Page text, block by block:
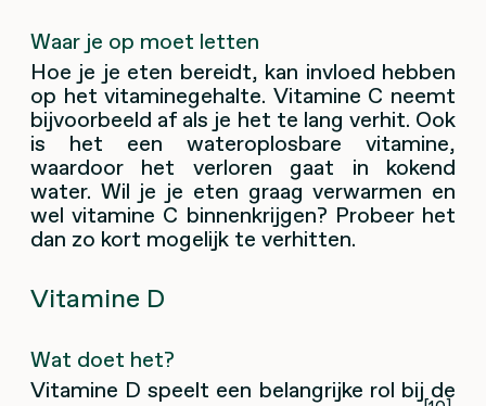
Waar je op moet letten
Hoe je je eten bereidt, kan invloed hebben
op het vitaminegehalte. Vitamine C neemt
bijvoorbeeld af als je het te lang verhit. Ook
is het een wateroplosbare vitamine,
waardoor het verloren gaat in kokend
water. Wil je je eten graag verwarmen en
wel vitamine C binnenkrijgen? Probeer het
dan zo kort mogelijk te verhitten.
Vitamine D
Wat doet het?
Vitamine D speelt een belangrijke rol bij de